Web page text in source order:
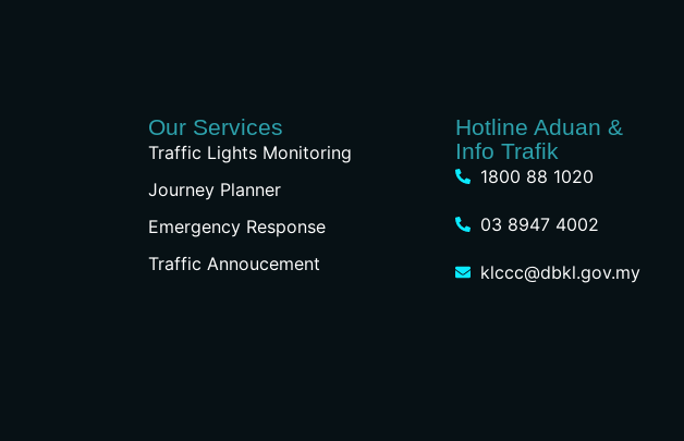
Our Services
Traffic Lights Monitoring
Journey Planner
Emergency Response
Traffic Annoucement
Hotline Aduan &
Info Trafik
1800 88 1020
03 8947 4002
klccc@dbkl.gov.my